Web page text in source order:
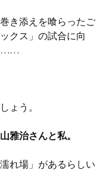
き添えを喰らったご
クス」の試合に向
……
ょう。
雅治さんと私。
れ場」があるらしい